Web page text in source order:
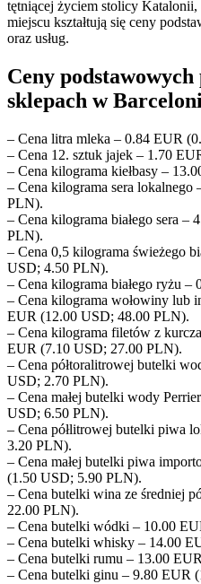
tętniącej życiem stolicy
miejscu kształtują się ceny
oraz usług.
Ceny
sklepach w
– Cena litra mleka – 0.84 EUR
– Cena 12. sztuk jajek – 1.70
– Cena kilograma kiełbasy –
– Cena kilograma sera
PLN).
– Cena kilograma białego sera
PLN).
– Cena 0,5 kilograma świeżego
USD; 4.50 PLN).
– Cena kilograma białego ryżu
– Cena kilograma wołowiny lub
EUR (12.00 USD; 48.00 PLN).
– Cena kilograma filetów z
EUR (7.10 USD; 27.00 PLN).
– Cena półtoralitrowej butelki
USD; 2.70 PLN).
– Cena małej butelki wody
USD; 6.50 PLN).
– Cena półlitrowej butelki piwa
3.20 PLN).
– Cena małej butelki piwa
(1.50 USD; 5.90 PLN).
– Cena butelki wina ze średniej
22.00 PLN).
– Cena butelki wódki – 10.00
– Cena butelki whisky – 14.00
– Cena butelki rumu – 13.00
– Cena butelki ginu – 9.80 EUR